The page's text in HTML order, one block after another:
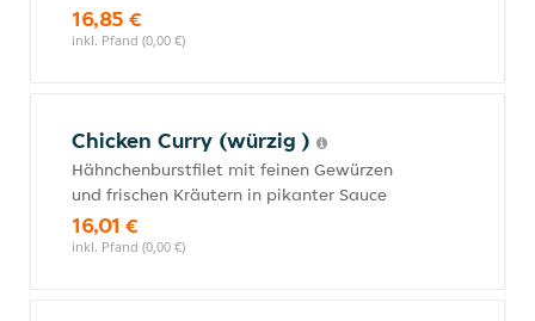
16,85 €
inkl. Pfand (0,00 €)
Chicken Curry (würzig )
Hähnchenburstfilet mit feinen Gewürzen
und frischen Kräutern in pikanter Sauce
16,01 €
inkl. Pfand (0,00 €)